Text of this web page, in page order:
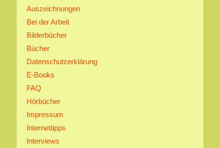
Auszeichnungen
Bei der Arbeit
Bilderbücher
Bücher
Datenschutzerklärung
E-Books
FAQ
Hörbücher
Impressum
Internettipps
Interviews